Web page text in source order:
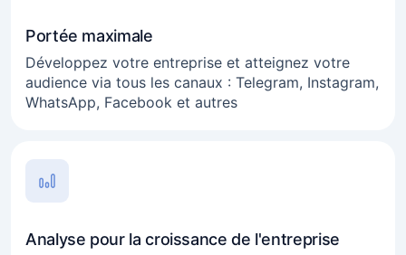
Portée maximale
Développez votre entreprise et atteignez votre
audience via tous les canaux : Telegram, Instagram,
WhatsApp, Facebook et autres
Analyse pour la croissance de l'entreprise